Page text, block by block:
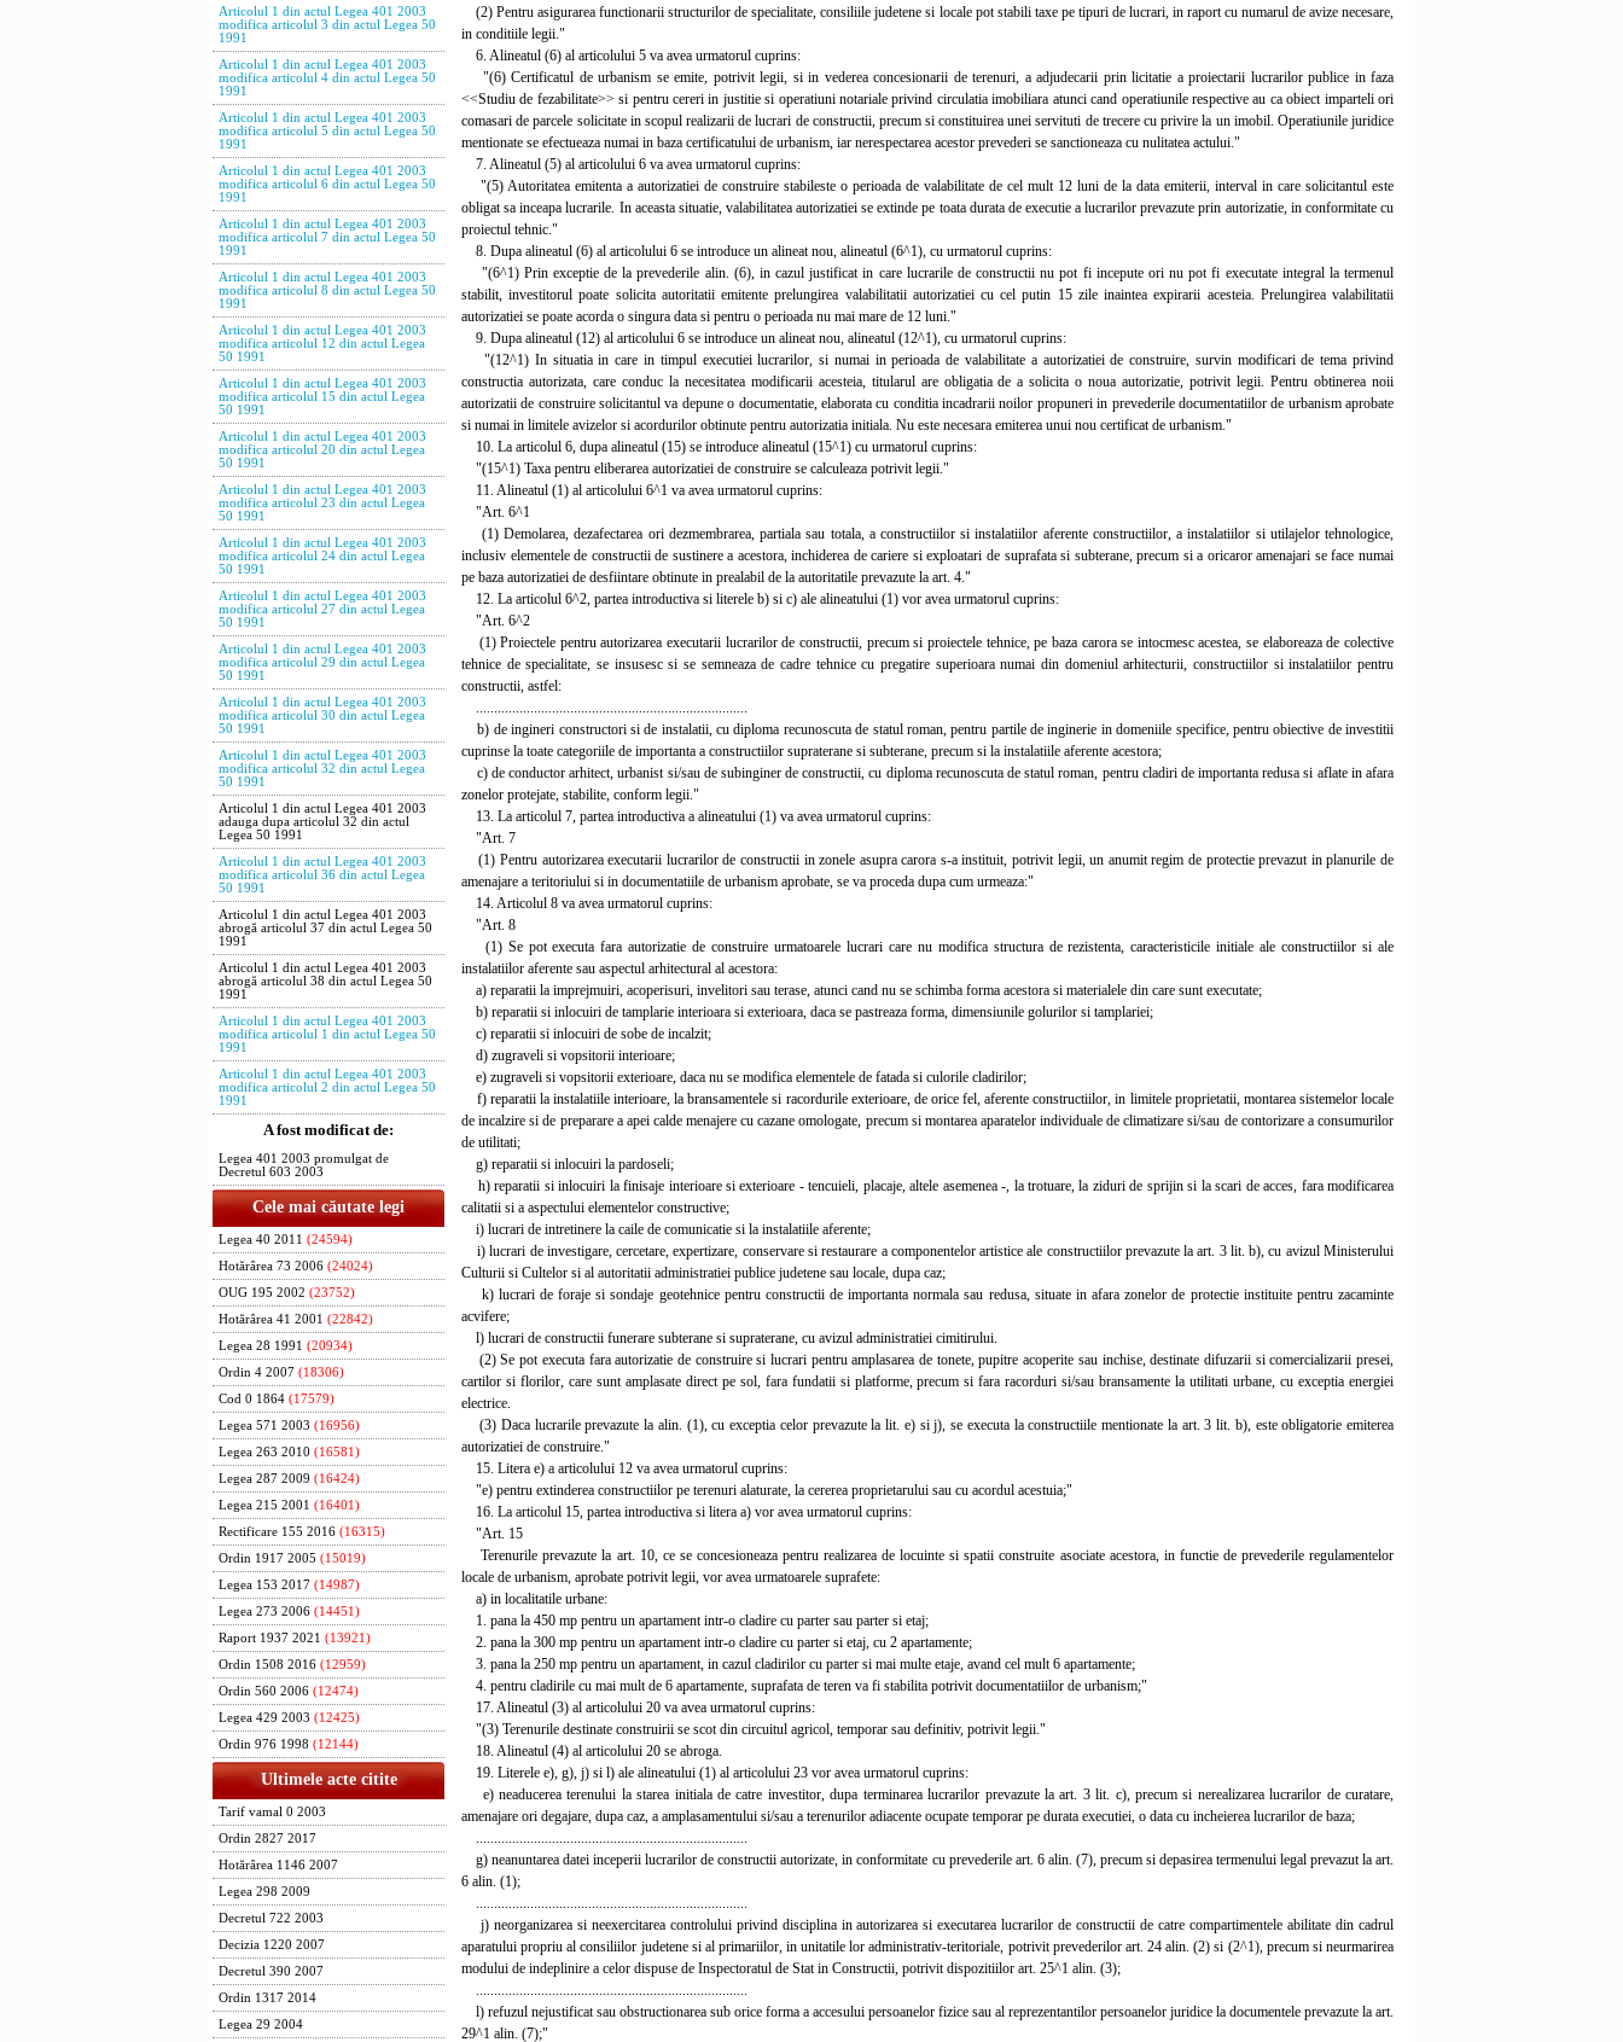
Articolul 1 din actul Legea 401 2003
modifica articolul 3 din actul Legea 50
1991
Articolul 1 din actul Legea 401 2003
modifica articolul 4 din actul Legea 50
1991
Articolul 1 din actul Legea 401 2003
modifica articolul 5 din actul Legea 50
1991
Articolul 1 din actul Legea 401 2003
modifica articolul 6 din actul Legea 50
1991
Articolul 1 din actul Legea 401 2003
modifica articolul 7 din actul Legea 50
1991
Articolul 1 din actul Legea 401 2003
modifica articolul 8 din actul Legea 50
1991
Articolul 1 din actul Legea 401 2003
modifica articolul 12 din actul Legea
50 1991
Articolul 1 din actul Legea 401 2003
modifica articolul 15 din actul Legea
50 1991
Articolul 1 din actul Legea 401 2003
modifica articolul 20 din actul Legea
50 1991
Articolul 1 din actul Legea 401 2003
modifica articolul 23 din actul Legea
50 1991
Articolul 1 din actul Legea 401 2003
modifica articolul 24 din actul Legea
50 1991
Articolul 1 din actul Legea 401 2003
modifica articolul 27 din actul Legea
50 1991
Articolul 1 din actul Legea 401 2003
modifica articolul 29 din actul Legea
50 1991
Articolul 1 din actul Legea 401 2003
modifica articolul 30 din actul Legea
50 1991
Articolul 1 din actul Legea 401 2003
modifica articolul 32 din actul Legea
50 1991
Articolul 1 din actul Legea 401 2003
adauga dupa articolul 32 din actul
Legea 50 1991
Articolul 1 din actul Legea 401 2003
modifica articolul 36 din actul Legea
50 1991
Articolul 1 din actul Legea 401 2003
abrogă articolul 37 din actul Legea 50
1991
Articolul 1 din actul Legea 401 2003
abrogă articolul 38 din actul Legea 50
1991
Articolul 1 din actul Legea 401 2003
modifica articolul 1 din actul Legea 50
1991
Articolul 1 din actul Legea 401 2003
modifica articolul 2 din actul Legea 50
1991
A fost modificat de:
Legea 401 2003 promulgat de
Decretul 603 2003
Cele mai căutate legi
Legea 40 2011 (24594)
Hotărârea 73 2006 (24024)
OUG 195 2002 (23752)
Hotărârea 41 2001 (22842)
Legea 28 1991 (20934)
Ordin 4 2007 (18306)
Cod 0 1864 (17579)
Legea 571 2003 (16956)
Legea 263 2010 (16581)
Legea 287 2009 (16424)
Legea 215 2001 (16401)
Rectificare 155 2016 (16315)
Ordin 1917 2005 (15019)
Legea 153 2017 (14987)
Legea 273 2006 (14451)
Raport 1937 2021 (13921)
Ordin 1508 2016 (12959)
Ordin 560 2006 (12474)
Legea 429 2003 (12425)
Ordin 976 1998 (12144)
Ultimele acte citite
Tarif vamal 0 2003
Ordin 2827 2017
Hotărârea 1146 2007
Legea 298 2009
Decretul 722 2003
Decizia 1220 2007
Decretul 390 2007
Ordin 1317 2014
Legea 29 2004
(2) Pentru asigurarea functionarii structurilor de specialitate, consiliile judetene si locale pot stabili taxe pe tipuri de lucrari, in raport cu numarul de avize necesare,
in conditiile legii."
6. Alineatul (6) al articolului 5 va avea urmatorul cuprins:
"(6) Certificatul de urbanism se emite, potrivit legii, si in vederea concesionarii de terenuri, a adjudecarii prin licitatie a proiectarii lucrarilor publice in faza
<<Studiu de fezabilitate>> si pentru cereri in justitie si operatiuni notariale privind circulatia imobiliara atunci cand operatiunile respective au ca obiect imparteli ori
comasari de parcele solicitate in scopul realizarii de lucrari de constructii, precum si constituirea unei servituti de trecere cu privire la un imobil. Operatiunile juridice
mentionate se efectueaza numai in baza certificatului de urbanism, iar nerespectarea acestor prevederi se sanctioneaza cu nulitatea actului."
7. Alineatul (5) al articolului 6 va avea urmatorul cuprins:
"(5) Autoritatea emitenta a autorizatiei de construire stabileste o perioada de valabilitate de cel mult 12 luni de la data emiterii, interval in care solicitantul este
obligat sa inceapa lucrarile. In aceasta situatie, valabilitatea autorizatiei se extinde pe toata durata de executie a lucrarilor prevazute prin autorizatie, in conformitate cu
proiectul tehnic."
8. Dupa alineatul (6) al articolului 6 se introduce un alineat nou, alineatul (6^1), cu urmatorul cuprins:
"(6^1) Prin exceptie de la prevederile alin. (6), in cazul justificat in care lucrarile de constructii nu pot fi incepute ori nu pot fi executate integral la termenul
stabilit, investitorul poate solicita autoritatii emitente prelungirea valabilitatii autorizatiei cu cel putin 15 zile inaintea expirarii acesteia. Prelungirea valabilitatii
autorizatiei se poate acorda o singura data si pentru o perioada nu mai mare de 12 luni."
9. Dupa alineatul (12) al articolului 6 se introduce un alineat nou, alineatul (12^1), cu urmatorul cuprins:
"(12^1) In situatia in care in timpul executiei lucrarilor, si numai in perioada de valabilitate a autorizatiei de construire, survin modificari de tema privind
constructia autorizata, care conduc la necesitatea modificarii acesteia, titularul are obligatia de a solicita o noua autorizatie, potrivit legii. Pentru obtinerea noii
autorizatii de construire solicitantul va depune o documentatie, elaborata cu conditia incadrarii noilor propuneri in prevederile documentatiilor de urbanism aprobate
si numai in limitele avizelor si acordurilor obtinute pentru autorizatia initiala. Nu este necesara emiterea unui nou certificat de urbanism."
10. La articolul 6, dupa alineatul (15) se introduce alineatul (15^1) cu urmatorul cuprins:
"(15^1) Taxa pentru eliberarea autorizatiei de construire se calculeaza potrivit legii."
11. Alineatul (1) al articolului 6^1 va avea urmatorul cuprins:
"Art. 6^1
(1) Demolarea, dezafectarea ori dezmembrarea, partiala sau totala, a constructiilor si instalatiilor aferente constructiilor, a instalatiilor si utilajelor tehnologice,
inclusiv elementele de constructii de sustinere a acestora, inchiderea de cariere si exploatari de suprafata si subterane, precum si a oricaror amenajari se face numai
pe baza autorizatiei de desfiintare obtinute in prealabil de la autoritatile prevazute la art. 4."
12. La articolul 6^2, partea introductiva si literele b) si c) ale alineatului (1) vor avea urmatorul cuprins:
"Art. 6^2
(1) Proiectele pentru autorizarea executarii lucrarilor de constructii, precum si proiectele tehnice, pe baza carora se intocmesc acestea, se elaboreaza de colective
tehnice de specialitate, se insusesc si se semneaza de cadre tehnice cu pregatire superioara numai din domeniul arhitecturii, constructiilor si instalatiilor pentru
constructii, astfel:
b) de ingineri constructori si de instalatii, cu diploma recunoscuta de statul roman, pentru partile de inginerie in domeniile specifice, pentru obiective de investitii
cuprinse la toate categoriile de importanta a constructiilor supraterane si subterane, precum si la instalatiile aferente acestora;
c) de conductor arhitect, urbanist si/sau de subinginer de constructii, cu diploma recunoscuta de statul roman, pentru cladiri de importanta redusa si aflate in afara
zonelor protejate, stabilite, conform legii."
13. La articolul 7, partea introductiva a alineatului (1) va avea urmatorul cuprins:
"Art. 7
(1) Pentru autorizarea executarii lucrarilor de constructii in zonele asupra carora s-a instituit, potrivit legii, un anumit regim de protectie prevazut in planurile de
amenajare a teritoriului si in documentatiile de urbanism aprobate, se va proceda dupa cum urmeaza:"
14. Articolul 8 va avea urmatorul cuprins:
"Art. 8
(1) Se pot executa fara autorizatie de construire urmatoarele lucrari care nu modifica structura de rezistenta, caracteristicile initiale ale constructiilor si ale
instalatiilor aferente sau aspectul arhitectural al acestora:
a) reparatii la imprejmuiri, acoperisuri, invelitori sau terase, atunci cand nu se schimba forma acestora si materialele din care sunt executate;
b) reparatii si inlocuiri de tamplarie interioara si exterioara, daca se pastreaza forma, dimensiunile golurilor si tamplariei;
c) reparatii si inlocuiri de sobe de incalzit;
d) zugraveli si vopsitorii interioare;
e) zugraveli si vopsitorii exterioare, daca nu se modifica elementele de fatada si culorile cladirilor;
f) reparatii la instalatiile interioare, la bransamentele si racordurile exterioare, de orice fel, aferente constructiilor, in limitele proprietatii, montarea sistemelor locale
de incalzire si de preparare a apei calde menajere cu cazane omologate, precum si montarea aparatelor individuale de climatizare si/sau de contorizare a consumurilor
de utilitati;
g) reparatii si inlocuiri la pardoseli;
h) reparatii si inlocuiri la finisaje interioare si exterioare - tencuieli, placaje, altele asemenea -, la trotuare, la ziduri de sprijin si la scari de acces, fara modificarea
calitatii si a aspectului elementelor constructive;
i) lucrari de intretinere la caile de comunicatie si la instalatiile aferente;
i) lucrari de investigare, cercetare, expertizare, conservare si restaurare a componentelor artistice ale constructiilor prevazute la art. 3 lit. b), cu avizul Ministerului
Culturii si Cultelor si al autoritatii administratiei publice judetene sau locale, dupa caz;
k) lucrari de foraje si sondaje geotehnice pentru constructii de importanta normala sau redusa, situate in afara zonelor de protectie instituite pentru zacaminte
acvifere;
l) lucrari de constructii funerare subterane si supraterane, cu avizul administratiei cimitirului.
(2) Se pot executa fara autorizatie de construire si lucrari pentru amplasarea de tonete, pupitre acoperite sau inchise, destinate difuzarii si comercializarii presei,
cartilor si florilor, care sunt amplasate direct pe sol, fara fundatii si platforme, precum si fara racorduri si/sau bransamente la utilitati urbane, cu exceptia energiei
electrice.
(3) Daca lucrarile prevazute la alin. (1), cu exceptia celor prevazute la lit. e) si j), se executa la constructiile mentionate la art. 3 lit. b), este obligatorie emiterea
autorizatiei de construire."
15. Litera e) a articolului 12 va avea urmatorul cuprins:
"e) pentru extinderea constructiilor pe terenuri alaturate, la cererea proprietarului sau cu acordul acestuia;"
16. La articolul 15, partea introductiva si litera a) vor avea urmatorul cuprins:
"Art. 15
Terenurile prevazute la art. 10, ce se concesioneaza pentru realizarea de locuinte si spatii construite asociate acestora, in functie de prevederile regulamentelor
locale de urbanism, aprobate potrivit legii, vor avea urmatoarele suprafete:
a) in localitatile urbane:
1. pana la 450 mp pentru un apartament intr-o cladire cu parter sau parter si etaj;
2. pana la 300 mp pentru un apartament intr-o cladire cu parter si etaj, cu 2 apartamente;
3. pana la 250 mp pentru un apartament, in cazul cladirilor cu parter si mai multe etaje, avand cel mult 6 apartamente;
4. pentru cladirile cu mai mult de 6 apartamente, suprafata de teren va fi stabilita potrivit documentatiilor de urbanism;"
17. Alineatul (3) al articolului 20 va avea urmatorul cuprins:
"(3) Terenurile destinate construirii se scot din circuitul agricol, temporar sau definitiv, potrivit legii."
18. Alineatul (4) al articolului 20 se abroga.
19. Literele e), g), j) si l) ale alineatului (1) al articolului 23 vor avea urmatorul cuprins:
e) neaducerea terenului la starea initiala de catre investitor, dupa terminarea lucrarilor prevazute la art. 3 lit. c), precum si nerealizarea lucrarilor de curatare,
amenajare ori degajare, dupa caz, a amplasamentului si/sau a terenurilor adiacente ocupate temporar pe durata executiei, o data cu incheierea lucrarilor de baza;
g) neanuntarea datei inceperii lucrarilor de constructii autorizate, in conformitate cu prevederile art. 6 alin. (7), precum si depasirea termenului legal prevazut la art.
6 alin. (1);
j) neorganizarea si neexercitarea controlului privind disciplina in autorizarea si executarea lucrarilor de constructii de catre compartimentele abilitate din cadrul
aparatului propriu al consiliilor judetene si al primariilor, in unitatile lor administrativ-teritoriale, potrivit prevederilor art. 24 alin. (2) si (2^1), precum si neurmarirea
modului de indeplinire a celor dispuse de Inspectoratul de Stat in Constructii, potrivit dispozitiilor art. 25^1 alin. (3);
l) refuzul nejustificat sau obstructionarea sub orice forma a accesului persoanelor fizice sau al reprezentantilor persoanelor juridice la documentele prevazute la art.
29^1 alin. (7);"